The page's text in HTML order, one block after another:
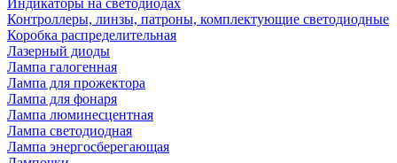
Индикаторы на светодиодах
Контроллеры, линзы, патроны, комплектующие светодиодные
Коробка распределительная
Лазерный диоды
Лампа галогенная
Лампа для прожектора
Лампа для фонаря
Лампа люминесцентная
Лампа светодиодная
Лампа энергосберегающая